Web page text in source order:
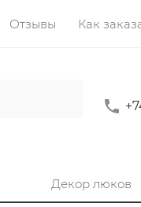
Отзывы Как
Декор люков